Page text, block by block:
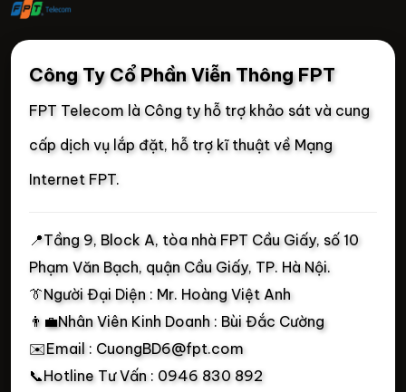
Công Ty Cổ Phần Viễn Thông FPT
FPT Telecom là Công ty hỗ trợ khảo sát và cung
cấp dịch vụ lắp đặt, hỗ trợ kĩ thuật về Mạng
Internet FPT.
📍Tầng 9, Block A, tòa nhà FPT Cầu Giấy, số 10
Phạm Văn Bạch, quận Cầu Giấy, TP. Hà Nội.
👔Người Đại Diện : Mr. Hoàng Việt Anh
👨‍💼Nhân Viên Kinh Doanh : Bùi Đắc Cường
✉️Email : CuongBD6@fpt.com
📞Hotline Tư Vấn : 0946 830 892